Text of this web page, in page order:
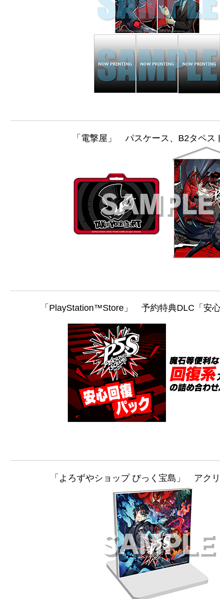
「電撃屋」 パスケース、B2タペス
「PlayStation™Store」 予約特典DLC「安
「よろずやショップ びっく宝島」 アク